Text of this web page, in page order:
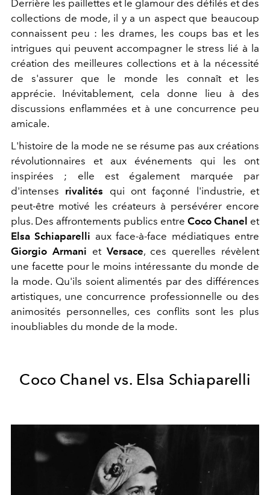
Derrière les paillettes et le glamour des défilés et des
collections de mode, il y a un aspect que beaucoup
connaissent peu : les drames, les coups bas et les
intrigues qui peuvent accompagner le stress lié à la
création des meilleures collections et à la nécessité
de s'assurer que le monde les connaît et les
apprécie. Inévitablement, cela donne lieu à des
discussions enflammées et à une concurrence peu
amicale.
L'histoire de la mode ne se résume pas aux créations
révolutionnaires et aux événements qui les ont
inspirées ; elle est également marquée par
d'intenses rivalités qui ont façonné l'industrie, et
peut-être motivé les créateurs à persévérer encore
plus. Des affrontements publics entre Coco Chanel et
Elsa Schiaparelli aux face-à-face médiatiques entre
Giorgio Armani et Versace, ces querelles révèlent
une facette pour le moins intéressante du monde de
la mode. Qu'ils soient alimentés par des différences
artistiques, une concurrence professionnelle ou des
animosités personnelles, ces conflits sont les plus
inoubliables du monde de la mode.
Coco Chanel vs. Elsa Schiaparelli